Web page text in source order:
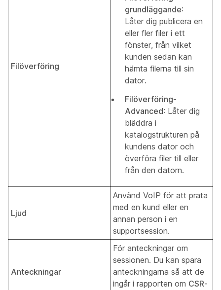
Filöverföring
grundläggande:
Låter dig publicera en
eller fler filer i ett
fönster, från vilket
kunden sedan kan
hämta filerna till sin
dator.
Filöverföring-
Advanced: Låter dig
bläddra i
katalogstrukturen på
kundens dator och
överföra filer till eller
från den datorn.
Ljud
Använd VoIP för att prata
med en kund eller en
annan person i en
supportsession.
Anteckningar
För anteckningar om
sessionen. Du kan spara
anteckningarna så att de
ingår i rapporten om CSR-